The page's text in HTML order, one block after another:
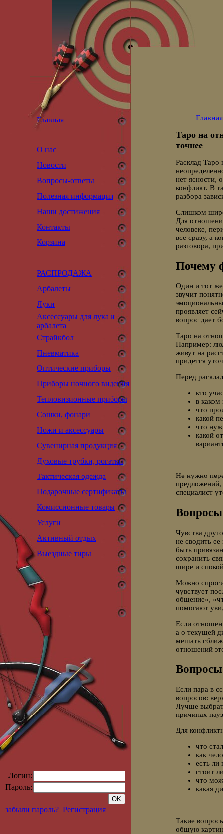
Главная
О нас
Новости
Вопросы-ответы
Полезная информация
Наши достижения
Контакты
Корзина
РАСПРОДАЖА
Арбалеты
Луки
Аксессуары для лука и
арбалета
Страйкбол
Пневматика
Оптические приборы
Приборы ночного видения
Тепловизионные приборы
Сошки, фонари
Ножи и аксессуары
Сувенирная продукция
Духовые трубки, рогатки
Тактическая одежда
Подарочные сертификаты
Комиссионные товары
Услуги
Активный отдых
Выездные тиры
Логин:
Пароль:
забыли пароль? Регистрация
Главная
Таро на
точнее
Расклад Таро
нет ясности,
конфликт. В
разбора
Слишком
Для
человеке,
все сразу, а
разговора,
Почему
Один и тот же
звучит
проявляет
вопрос дает
Таро на
Например:
живут на
придется
Перед
кто
в каком
что
какой
что
какой
Не нужно
предложений,
специалист
Вопросы
Чувства
не сводить
быть
сохранить
шире и
Можно
чувствует
общение»,
помогают
Если
а о текущей
мешать
отношений
Вопросы
Если пара в
вопросов:
Лучше
причинах
Для
что
как
есть ли
стоит
что
какая
Такие
общую